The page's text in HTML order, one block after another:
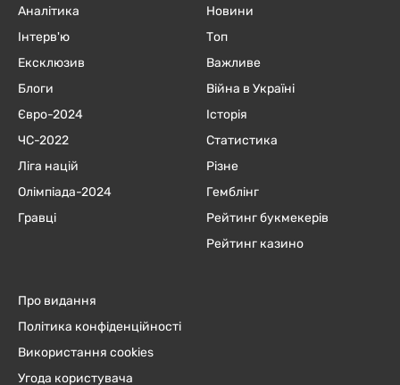
Аналітика
Інтерв'ю
Ексклюзив
Блоги
Євро-2024
ЧC-2022
Ліга націй
Олімпіада-2024
Гравці
Новини
Топ
Важливе
Війна в Україні
Історія
Статистика
Різне
Гемблінг
Рейтинг букмекерів
Рейтинг казино
Про видання
Політика конфіденційності
Використання cookies
Угода користувача